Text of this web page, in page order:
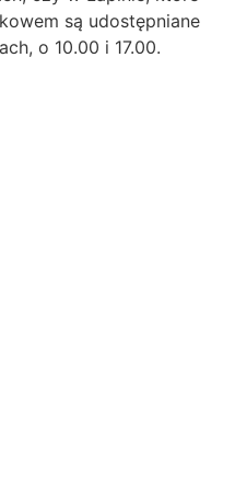
są udostępniane
o 10.00 i 17.00.